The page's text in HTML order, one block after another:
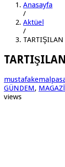
Anasayfa
/
Aktüel
/
TARTIŞILAN
GÜNDEM,
views